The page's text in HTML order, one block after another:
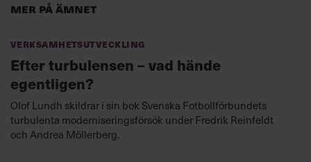
Mer på ämnet
Verksamhetsutveckling
Efter turbulensen – vad hände
egentligen?
Olof Lundh skildrar i sin bok Svenska Fotbollförbundets
turbulenta moderniseringsförsök under Fredrik Reinfeldt
och Andrea Möllerberg.